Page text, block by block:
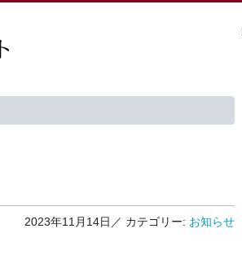
2023年11月14日／ カテゴリー: お知らせ